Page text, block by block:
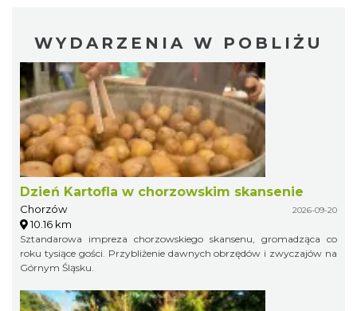
WYDARZENIA W POBLIŻU
Dzień Kartofla w chorzowskim skansenie
Chorzów 2026-09-20
10.16 km
Sztandarowa impreza chorzowskiego skansenu, gromadząca co
roku tysiące gości. Przybliżenie dawnych obrzędów i zwyczajów na
Górnym Śląsku.